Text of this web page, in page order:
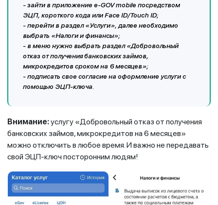
- зайти в приложение е-GOV mobile посредством
ЭЦП, короткого кода или Face ID/Touch ID;
- перейти в раздел «Услуги», далее необходимо
выбрать «Налоги и финансы»;
- в меню нужно выбрать раздел «Добровольный
отказ от получения банковских займов,
микрокредитов сроком на 6 месяцев»;
- подписать свое согласие на оформление услуги с
помощью ЭЦП-ключа.
Внимание:услугу «Добровольный отказ от получения
банковских займов, микрокредитов на 6 месяцев»
можно отключить в любое время. И важно не передавать
свой ЭЦП-ключ посторонним людям!